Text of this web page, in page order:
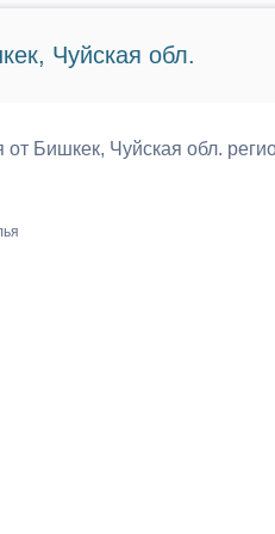
Чуйская обл.
от Бишкек, Чуйская обл.